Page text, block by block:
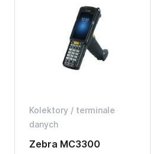
Kolektory / terminale
danych
Zebra MC3300